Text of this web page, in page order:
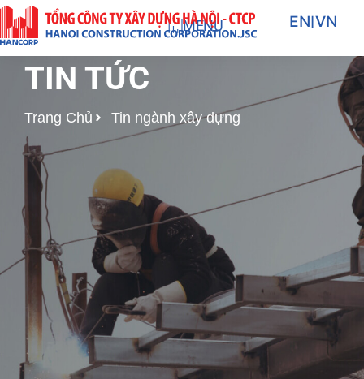
Nhảy
tới
nội
dung
MENU EN|VN
TIN TỨC
Trang Chủ Tin ngành xây dựng